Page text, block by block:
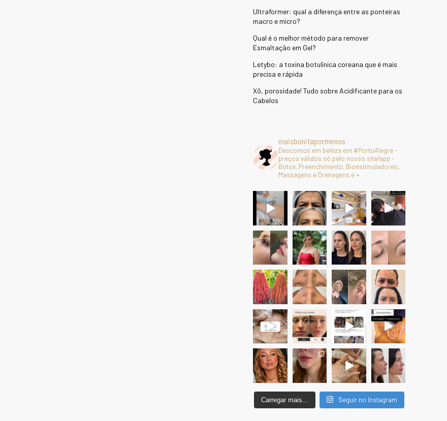
Ultraformer: qual a diferença entre as ponteiras
macro e micro?
Qual é o melhor método para remover
Esmaltação em Gel?
Letybo: a toxina botulínica coreana que é mais
precisa e rápida
Xô, porosidade! Tudo sobre Acidificante para os
Cabelos
maisbonitapormenos
Descontos em beleza em #PortoAlegre -
preços válidos só pelo nosso site/app -
Botox, Preenchimento, Bioestimuladores,
Massagens e Drenagens e +
Carregar mais... Seguir no Instagram